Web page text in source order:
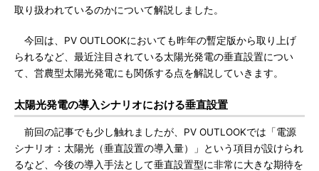
取り扱われているのかについて解説しました。
今回は、PV OUTLOOKにおいても昨年の暫定版から取り上げ
られるなど、最近注目されている太陽光発電の垂直設置につい
て、営農型太陽光発電にも関係する点を解説していきます。
太陽光発電の導入シナリオにおける垂直設置
前回の記事でも少し触れましたが、PV OUTLOOKでは「電源
シナリオ：太陽光（垂直設置の導入量）」という項目が設けられ
るなど、今後の導入手法として垂直設置型に非常に大きな期待を